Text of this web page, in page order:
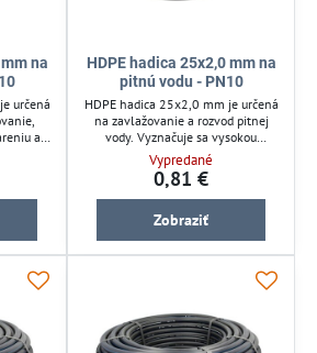
na
určená
a
pre
a
HDPE hadica 25x2,0 mm na
pitnú vodu - PN10
HDPE hadica 25x2,0 mm je určená
na zavlažovanie a rozvod pitnej
vody. Vyznačuje sa vysokou
pevnosťou a odolnosťou proti tlaku,
UV žiareniu a chemikáliám. Hodí sa
pre náročné vonkajšie aj podzemné
inštalácie. Jednoduchá manipulácia
zaručuje rýchlu montáž a dlhodobú
systémoch.
Vypredané
0,81 €
Zobraziť